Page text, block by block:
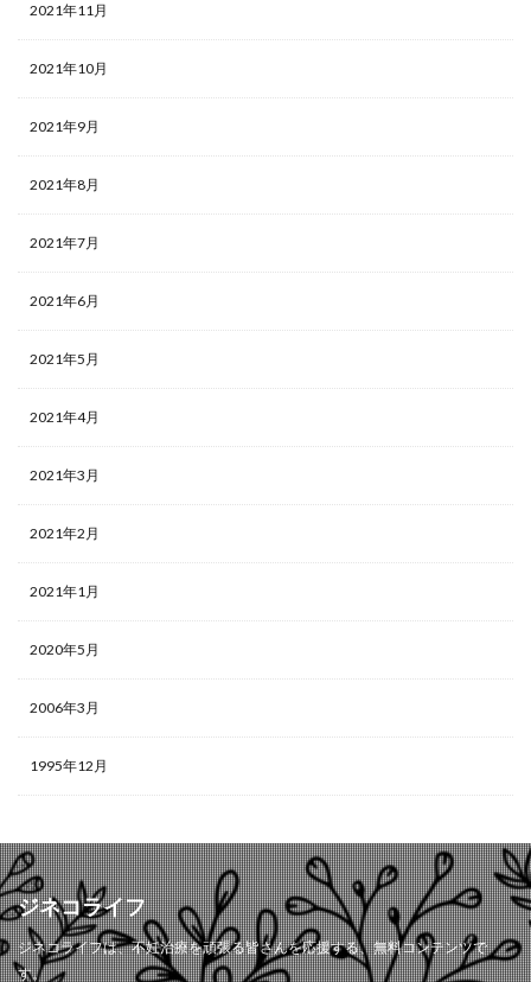
2021年11月
2021年10月
2021年9月
2021年8月
2021年7月
2021年6月
2021年5月
2021年4月
2021年3月
2021年2月
2021年1月
2020年5月
2006年3月
1995年12月
ジネコライフ
ジネコライフは、不妊治療を頑張る皆さんを応援する、無料コンテンツで
す。